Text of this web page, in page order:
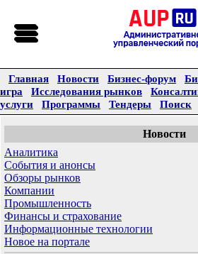
Главная Новости Бизнес-форум
игра
Исследования рынков
услуги
Программы Тендеры Поиск
Новости
Аналитика
События и анонсы
Обзоры рынков
Компании
Промышленность
Финансы и страхование
Информационные технологии
Новое на портале